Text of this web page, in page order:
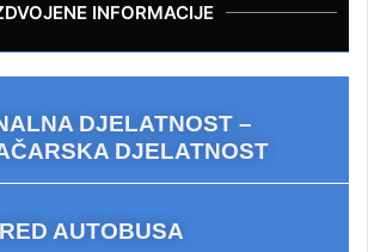
INFORMACIJE
DJELATNOST –
DJELATNOST
AUTOBUSA